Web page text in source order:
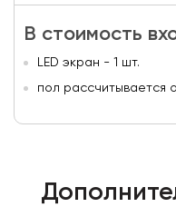
В стоимость
LED экран - 1 шт.
пол рассчитывается